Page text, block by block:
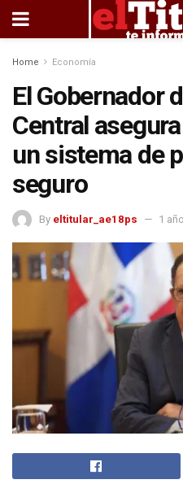
Home Economía
El Gobernador
Central
un sistema de
seguro
By eltitular_ae18ps 1